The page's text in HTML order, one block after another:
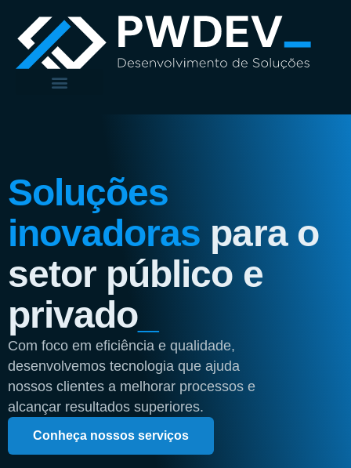
Soluções
inovadoras para o
setor público e
privado
Com foco em eficiência e qualidade,
desenvolvemos tecnologia que ajuda
nossos clientes a melhorar processos e
alcançar resultados superiores.
Conheça nossos serviços